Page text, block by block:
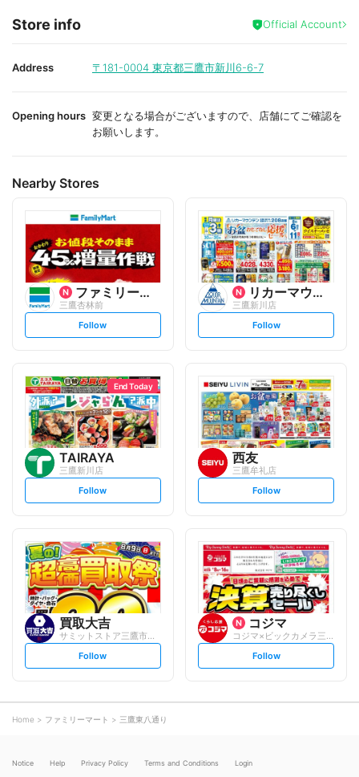
i
t
a
Store info Official Account
Address 〒181-0004 東京都三鷹市新川6-6-7
Opening hours 変更となる場合がございますので、店舗にてご確認を
お願いします。
Nearby Stores
ファミリーマート
三鷹杏林前
s
l
o
w
Follow
リカーマウンテン
三鷹新川店
s
l
o
w
Follow
End Today
TAIRAYA
三鷹新川店
s
l
o
w
Follow
西友
三鷹牟礼店
s
l
o
w
Follow
買取大吉
サミットストア三鷹市役所前店
s
l
o
Follow
コジマ
コジマ×ビックカメラ三鷹店
s
l
Follow
Home ファミリーマート 三鷹東八通り
Notice Help Privacy Policy Terms and Conditions Login